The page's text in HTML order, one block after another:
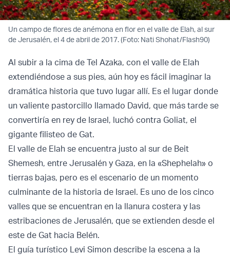
Un campo de flores de anémona en flor en el valle de Elah, al sur
de Jerusalén, el 4 de abril de 2017. (Foto: Nati Shohat/Flash90)
Al subir a la cima de Tel Azaka, con el valle de Elah
extendiéndose a sus pies, aún hoy es fácil imaginar la
dramática historia que tuvo lugar allí. Es el lugar donde
un valiente pastorcillo llamado David, que más tarde se
convertiría en rey de Israel, luchó contra Goliat, el
gigante filisteo de Gat.
El valle de Elah se encuentra justo al sur de Beit
Shemesh, entre Jerusalén y Gaza, en la «Shephelah» o
tierras bajas, pero es el escenario de un momento
culminante de la historia de Israel. Es uno de los cinco
valles que se encuentran en la llanura costera y las
estribaciones de Jerusalén, que se extienden desde el
este de Gat hacia Belén.
El guía turístico Levi Simon describe la escena a la